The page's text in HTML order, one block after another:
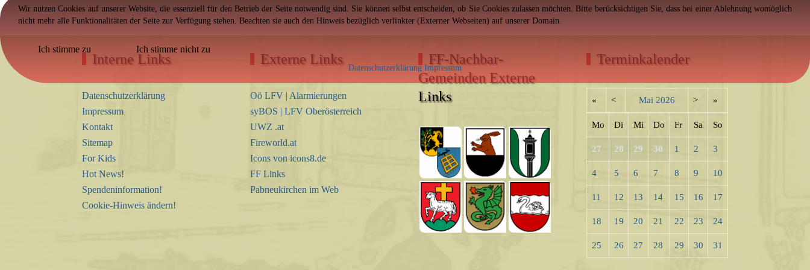
Interne Links
Datenschutzerklärung
Impressum
Kontakt
Sitemap
For Kids
Hot News!
Spendeninformation!
Cookie-Hinweis ändern!
Externe Links
Oö LFV | Alarmierungen
syBOS | LFV Oberösterreich
UWZ .at
Fireworld.at
Icons von icons8.de
FF Links
Pabneukirchen im Web
FF-Nachbar-
Gemeinden Externe
Links
Terminkalender
« < Mai 2026 > »
Mo Di Mi Do Fr Sa So
27 28 29 30 1 2 3
4 5 6 7 8 9 10
11 12 13 14 15 16 17
18 19 20 21 22 23 24
25 26 27 28 29 30 31
Wir nutzen Cookies auf unserer Website, die essenziell für den Betrieb der Seite notwendig sind. Sie können selbst entscheiden, ob Sie Cookies zulassen möchten. Bitte berücksichtigen Sie, dass bei einer Ablehnung womöglich
nicht mehr alle Funktionalitäten der Seite zur Verfügung stehen. Beachten sie auch den Hinweis bezüglich verlinkter (Externer Webseiten) auf unserer Domain.
Ich stimme zu Ich stimme nicht zu
Datenschutzerklärung Impressum